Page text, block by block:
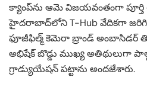
క్యాంప్‌ను ఆమె విజయవంతంగా పూర్తి
హైదరాబాద్‌లోని T-Hub వేదికగా
ఫూజీఫిల్మ్ కెమెరా బ్రాండ్ అంబాసిడర్
అభిషేక్ బొడ్డు ముఖ్య అతిథులుగా
గ్రాడ్యుయేషన్ పట్టాను అందజేశారు.